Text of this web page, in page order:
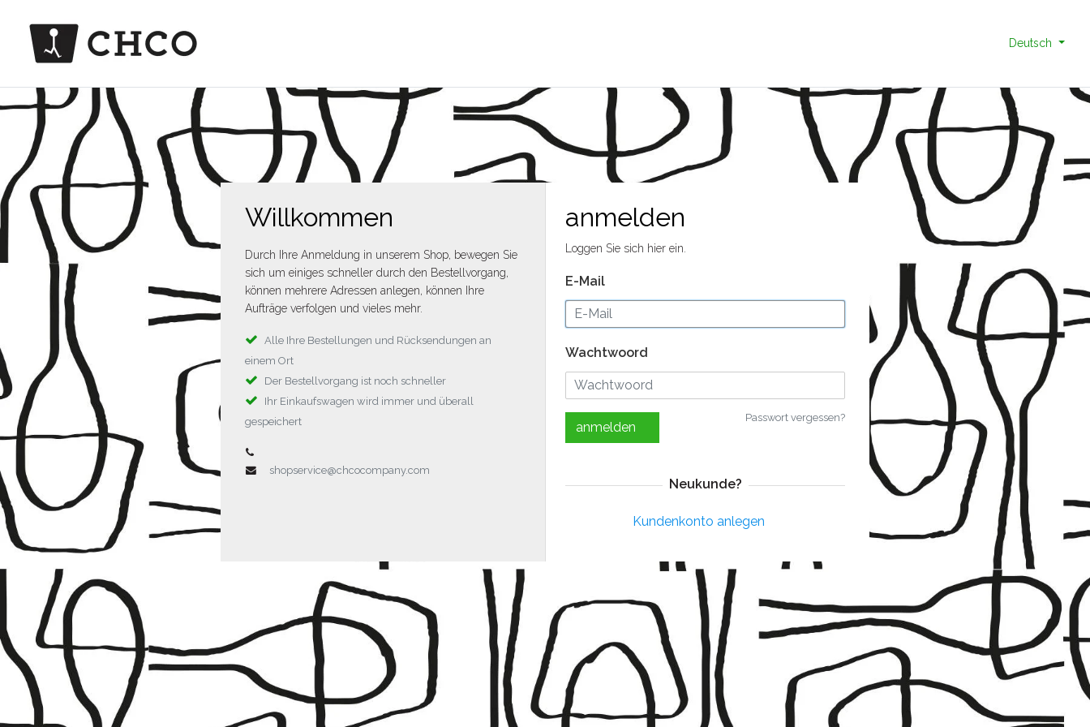
Deutsch
Willkommen
Durch Ihre Anmeldung in unserem Shop, bewegen Sie
sich um einiges schneller durch den Bestellvorgang,
können mehrere Adressen anlegen, können Ihre
Aufträge verfolgen und vieles mehr.
Alle Ihre Bestellungen und Rücksendungen an
einem Ort
Der Bestellvorgang ist noch schneller
Ihr Einkaufswagen wird immer und überall
gespeichert
shopservice@chcocompany.com
anmelden
Loggen Sie sich hier ein.
E-Mail
Wachtwoord
Passwort vergessen?
anmelden
Neukunde?
Kundenkonto anlegen